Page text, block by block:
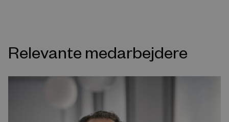
Relevante medarbejdere